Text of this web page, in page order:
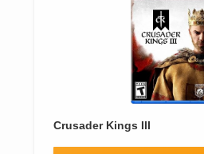
Crusader Kings III